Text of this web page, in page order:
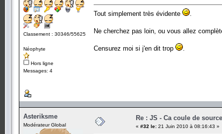
Classement : 30346/55625
Néophyte
Hors ligne
Messages: 4
Tout simplement très évidente
Ne cherchez pas loin, ou vous allez
Censurez moi si j'en dit trop
Asteriksme
Modérateur Global
Re : JS - Ca coule de source
« #32 le: 21 Juin 2010 à 08:16:43 »